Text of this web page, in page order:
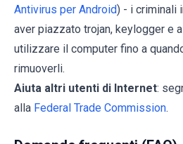
Antivirus per Android) - i criminali
aver piazzato trojan, keylogger e
utilizzare il computer fino a
rimuoverli.
Aiuta altri utenti di Internet:
alla Federal Trade Commission.